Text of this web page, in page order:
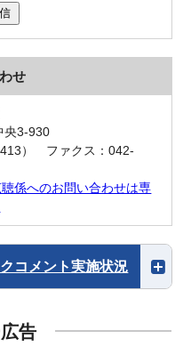
せ
央3-930
） ファクス：042-
係へのお問い合わせは専
コメント実施状況
告